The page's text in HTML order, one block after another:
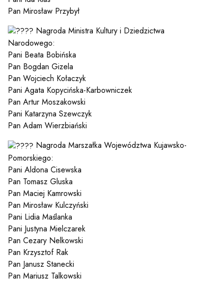
Pan Mirosław Przybył
Nagroda Ministra Kultury i Dziedzictwa
Narodowego:
Pani Beata Bobińska
Pan Bogdan Gizela
Pan Wojciech Kołaczyk
Pani Agata Kopycińska-Karbowniczek
Pan Artur Moszakowski
Pani Katarzyna Szewczyk
Pan Adam Wierzbiański
Nagroda Marszałka Województwa Kujawsko-
Pomorskiego:
Pani Aldona Cisewska
Pan Tomasz Gluska
Pan Maciej Kamrowski
Pan Mirosław Kulczyński
Pani Lidia Maślanka
Pani Justyna Mielczarek
Pan Cezary Nelkowski
Pan Krzysztof Rak
Pan Janusz Stanecki
Pan Mariusz Talkowski